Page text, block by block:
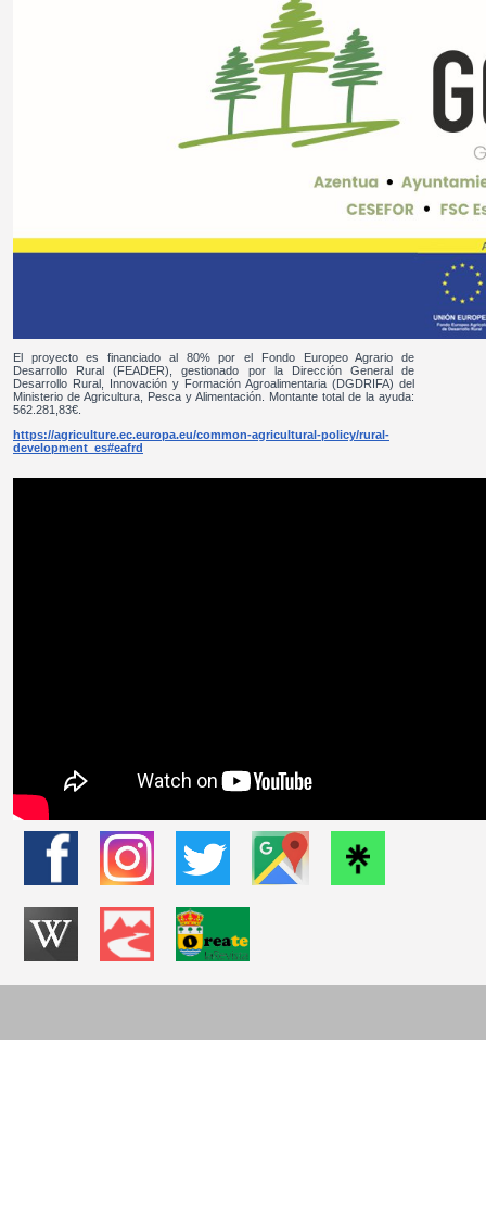
El proyecto es financiado al 80% por el Fondo Europeo Agrario de
Desarrollo Rural (FEADER), gestionado por la Dirección General de
Desarrollo Rural, Innovación y Formación Agroalimentaria (DGDRIFA) del
Ministerio de Agricultura, Pesca y Alimentación. Montante total de la ayuda:
562.281,83€.
https://agriculture.ec.europa.eu/common-agricultural-policy/rural-
development_es#eafrd